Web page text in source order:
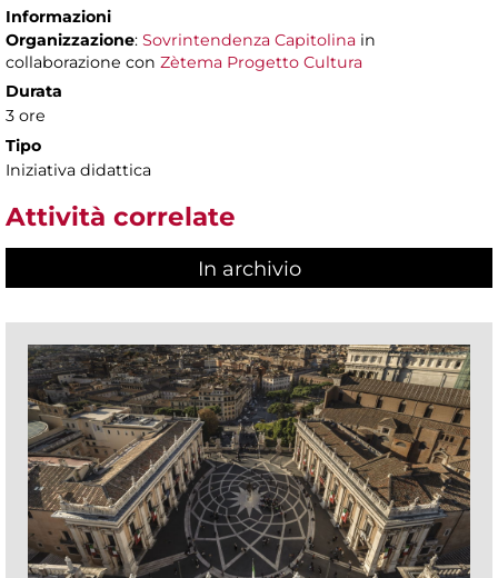
Informazioni
Organizzazione: Sovrintendenza Capitolina in
collaborazione con Zètema Progetto Cultura
Durata
3 ore
Tipo
Iniziativa didattica
Attività correlate
In archivio